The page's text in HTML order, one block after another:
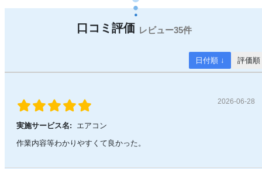
35件
日付順 ↓ 評価順
2026-06-28
実施サービス名:
エアコン
作業内容等わかりやすくて良かった。